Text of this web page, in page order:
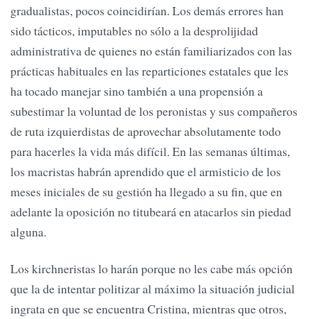
gradualistas, pocos coincidirían. Los demás errores han
sido tácticos, imputables no sólo a la desprolijidad
administrativa de quienes no están familiarizados con las
prácticas habituales en las reparticiones estatales que les
ha tocado manejar sino también a una propensión a
subestimar la voluntad de los peronistas y sus compañeros
de ruta izquierdistas de aprovechar absolutamente todo
para hacerles la vida más difícil. En las semanas últimas,
los macristas habrán aprendido que el armisticio de los
meses iniciales de su gestión ha llegado a su fin, que en
adelante la oposición no titubeará en atacarlos sin piedad
alguna.
Los kirchneristas lo harán porque no les cabe más opción
que la de intentar politizar al máximo la situación judicial
ingrata en que se encuentra Cristina, mientras que otros,